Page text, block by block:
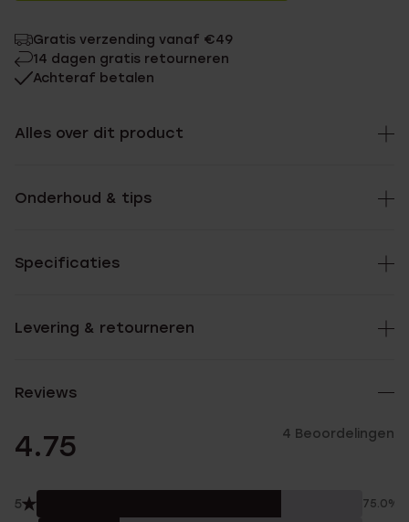
Gratis verzending vanaf €49
14 dagen gratis retourneren
Achteraf betalen
Alles over dit product
Onderhoud & tips
Specificaties
Levering & retourneren
Reviews
4.75 4 Beoordelingen
5 75.0%